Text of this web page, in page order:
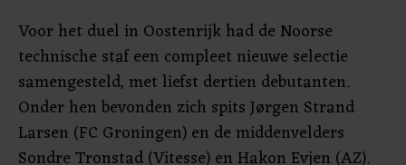
Voor het duel in Oostenrijk had de Noorse
technische staf een compleet nieuwe selectie
samengesteld, met liefst dertien debutanten.
Onder hen bevonden zich spits Jørgen Strand
Larsen (FC Groningen) en de middenvelders
Sondre Tronstad (Vitesse) en Hakon Evjen (AZ).